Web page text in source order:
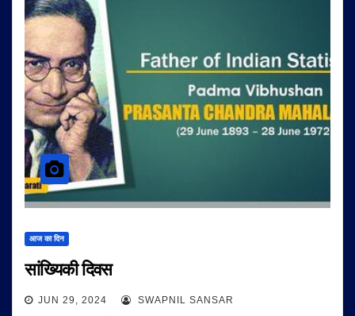
आज का दिन
सांख्‍यि‍की दिवस
JUN 29, 2024 SWAPNIL SANSAR